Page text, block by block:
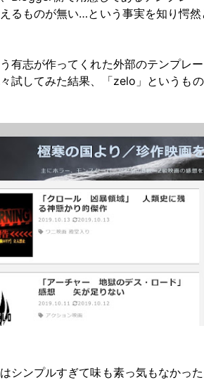
るものが無い…という事実を知り愕然
有志が作ってくれた外部のテンプレ
試してみた結果、「zelo」というもの
シンプルすぎて味も素っ気もなかっ